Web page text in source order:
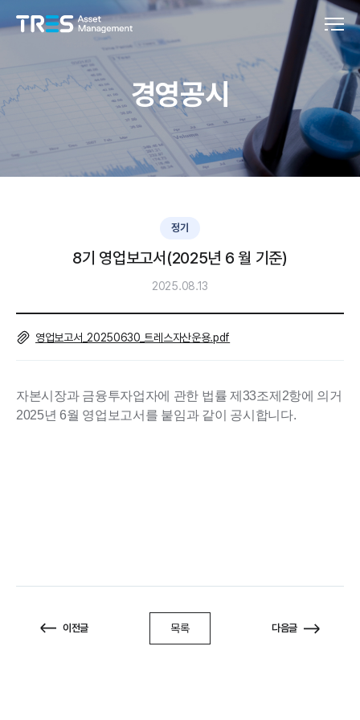
경영공시
정기
8기 영업보고서(2025년 6 월 기준)
2025.08.13
영업보고서_20250630_트레스자산운용.pdf
자본시장과 금융투자업자에 관한 법률 제33조제2항에 의거
2025년 6월 영업보고서를 붙임과 같이 공시합니다.
이전글 목록 다음글